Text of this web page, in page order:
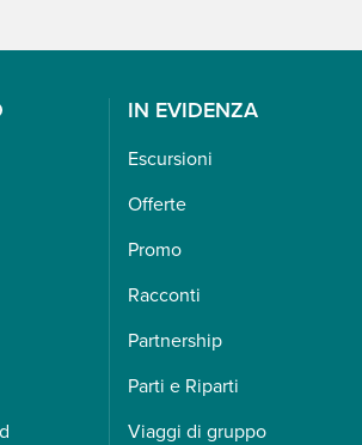
IN EVIDENZA
Escursioni
Offerte
Promo
Racconti
Partnership
Parti e Riparti
Viaggi di gruppo